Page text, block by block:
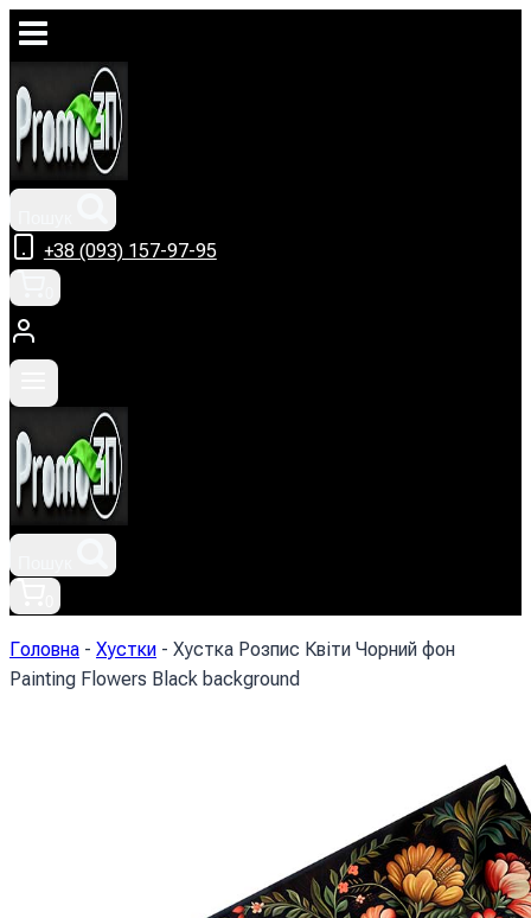
Перейти
до
вмісту
+38 (093) 157-97-95
Головна - Хустки - Хустка Розпис Квіти Чорний фон
Painting Flowers Black background